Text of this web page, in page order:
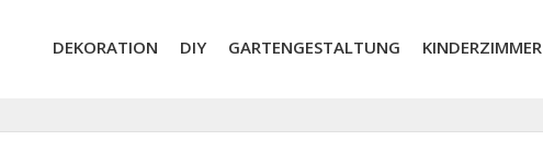
DEKORATION DIY GARTENGESTALTUNG KINDERZIMMER